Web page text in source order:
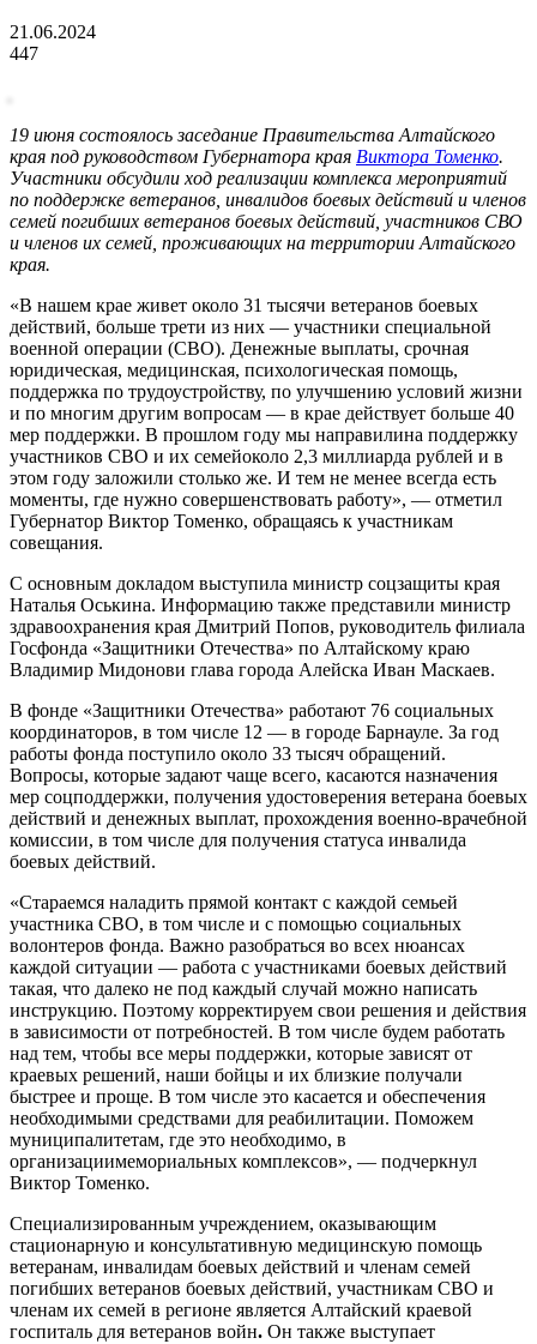
21.06.2024
447
19 июня состоялось заседание Правительства Алтайского
края под руководством Губернатора края Виктора Томенко.
Участники обсудили ход реализации комплекса мероприятий
по поддержке ветеранов, инвалидов боевых действий и членов
семей погибших ветеранов боевых действий, участников СВО
и членов их семей, проживающих на территории Алтайского
края.
«В нашем крае живет около 31 тысячи ветеранов боевых
действий, больше трети из них — участники специальной
военной операции (СВО). Денежные выплаты, срочная
юридическая, медицинская, психологическая помощь,
поддержка по трудоустройству, по улучшению условий жизни
и по многим другим вопросам — в крае действует больше 40
мер поддержки. В прошлом году мы направилина поддержку
участников СВО и их семейоколо 2,3 миллиарда рублей и в
этом году заложили столько же. И тем не менее всегда есть
моменты, где нужно совершенствовать работу», — отметил
Губернатор Виктор Томенко, обращаясь к участникам
совещания.
С основным докладом выступила министр соцзащиты края
Наталья Оськина. Информацию также представили министр
здравоохранения края Дмитрий Попов, руководитель филиала
Госфонда «Защитники Отечества» по Алтайскому краю
Владимир Мидонови глава города Алейска Иван Маскаев.
В фонде «Защитники Отечества» работают 76 социальных
координаторов, в том числе 12 — в городе Барнауле. За год
работы фонда поступило около 33 тысяч обращений.
Вопросы, которые задают чаще всего, касаются назначения
мер соцподдержки, получения удостоверения ветерана боевых
действий и денежных выплат, прохождения военно-врачебной
комиссии, в том числе для получения статуса инвалида
боевых действий.
«Стараемся наладить прямой контакт с каждой семьей
участника СВО, в том числе и с помощью социальных
волонтеров фонда. Важно разобраться во всех нюансах
каждой ситуации — работа с участниками боевых действий
такая, что далеко не под каждый случай можно написать
инструкцию. Поэтому корректируем свои решения и действия
в зависимости от потребностей. В том числе будем работать
над тем, чтобы все меры поддержки, которые зависят от
краевых решений, наши бойцы и их близкие получали
быстрее и проще. В том числе это касается и обеспечения
необходимыми средствами для реабилитации. Поможем
муниципалитетам, где это необходимо, в
организациимемориальных комплексов», — подчеркнул
Виктор Томенко.
Специализированным учреждением, оказывающим
стационарную и консультативную медицинскую помощь
ветеранам, инвалидам боевых действий и членам семей
погибших ветеранов боевых действий, участникам СВО и
членам их семей в регионе является Алтайский краевой
госпиталь для ветеранов войн. Он также выступает